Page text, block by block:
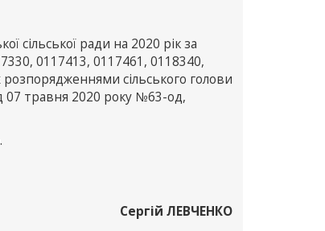
сільської ради на 2020 рік за
0117413, 0117461, 0118340,
сільського голови
07 травня 2020 року №63-од,
Сергій ЛЕВЧЕНКО